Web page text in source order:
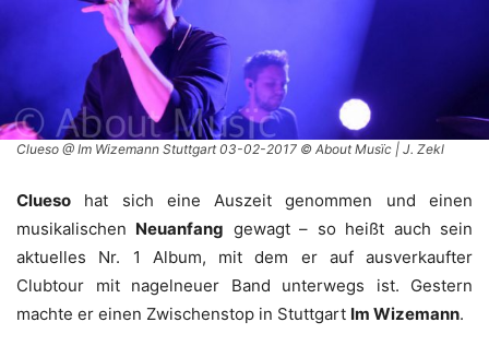
Clueso @ Im Wizemann Stuttgart 03-02-2017 © About Musïc | J. Zekl
Clueso hat sich eine Auszeit genommen und einen
musikalischen Neuanfang gewagt – so heißt auch sein
aktuelles Nr. 1 Album, mit dem er auf ausverkaufter
Clubtour mit nagelneuer Band unterwegs ist. Gestern
machte er einen Zwischenstop in Stuttgart Im Wizemann.